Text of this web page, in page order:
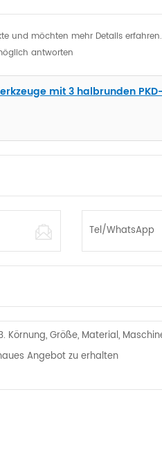
und möchten mehr Details
antworten
mit 3 halbrunden